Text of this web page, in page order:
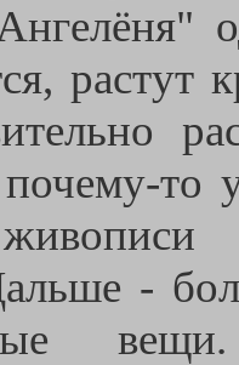
растут
то
-